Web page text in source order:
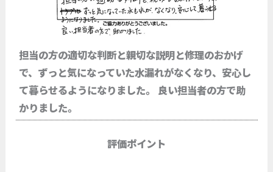
担当の方の適切な判断と親切な説明と修理のおかげ
で、ずっと気になっていた水漏れがなくなり、安心し
て暮らせるようになりました。 良い担当者の方で助
かりました。
評価ポイント